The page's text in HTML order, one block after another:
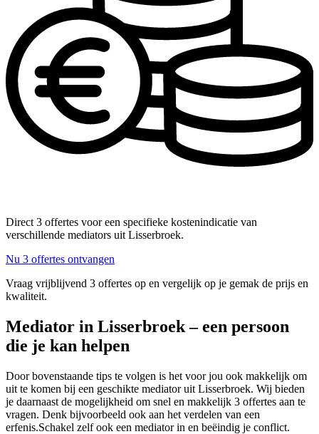
Direct 3 offertes voor een specifieke kostenindicatie van
verschillende mediators uit Lisserbroek.
Nu 3 offertes ontvangen
Vraag vrijblijvend 3 offertes op en vergelijk op je gemak de prijs en
kwaliteit.
Mediator in Lisserbroek – een persoon
die je kan helpen
Door bovenstaande tips te volgen is het voor jou ook makkelijk om
uit te komen bij een geschikte mediator uit Lisserbroek. Wij bieden
je daarnaast de mogelijkheid om snel en makkelijk 3 offertes aan te
vragen. Denk bijvoorbeeld ook aan het verdelen van een
erfenis.Schakel zelf ook een mediator in en beëindig je conflict.